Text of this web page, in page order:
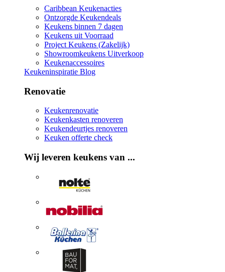
Caribbean Keukenacties
Ontzorgde Keukendeals
Keukens binnen 7 dagen
Keukens uit Voorraad
Project Keukens (Zakelijk)
Showroomkeukens Uitverkoop
Keukenaccessoires
Keukeninspiratie Blog
Renovatie
Keukenrenovatie
Keukenkasten renoveren
Keukendeurtjes renoveren
Keuken offerte check
Wij leveren keukens van ...